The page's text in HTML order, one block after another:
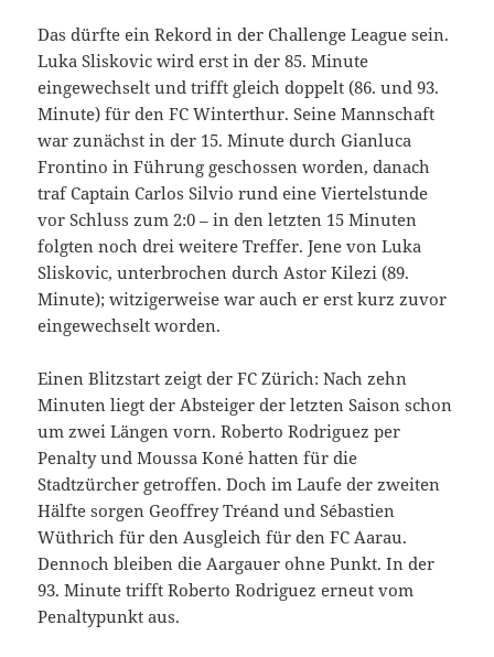
Das dürfte ein Rekord in der Challenge League sein.
Luka Sliskovic wird erst in der 85. Minute
eingewechselt und trifft gleich doppelt (86. und 93.
Minute) für den FC Winterthur. Seine Mannschaft
war zunächst in der 15. Minute durch Gianluca
Frontino in Führung geschossen worden, danach
traf Captain Carlos Silvio rund eine Viertelstunde
vor Schluss zum 2:0 – in den letzten 15 Minuten
folgten noch drei weitere Treffer. Jene von Luka
Sliskovic, unterbrochen durch Astor Kilezi (89.
Minute); witzigerweise war auch er erst kurz zuvor
eingewechselt worden.
Einen Blitzstart zeigt der FC Zürich: Nach zehn
Minuten liegt der Absteiger der letzten Saison schon
um zwei Längen vorn. Roberto Rodriguez per
Penalty und Moussa Koné hatten für die
Stadtzürcher getroffen. Doch im Laufe der zweiten
Hälfte sorgen Geoffrey Tréand und Sébastien
Wüthrich für den Ausgleich für den FC Aarau.
Dennoch bleiben die Aargauer ohne Punkt. In der
93. Minute trifft Roberto Rodriguez erneut vom
Penaltypunkt aus.